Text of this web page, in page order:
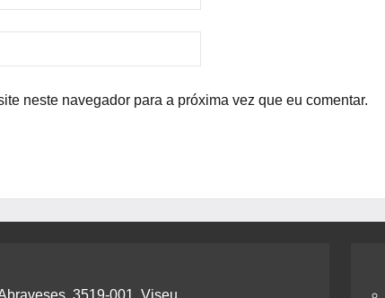
neste navegador para a próxima vez que eu comentar.